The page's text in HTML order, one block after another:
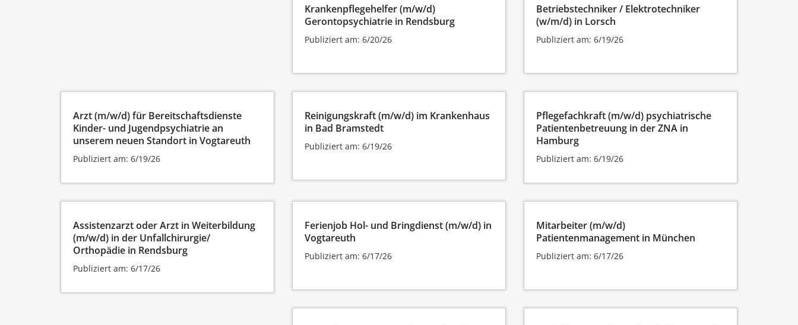
Krankenpflegehelfer (m/w/d)
Gerontopsychiatrie in Rendsburg
Publiziert am: 6/20/26
Betriebstechniker / Elektrotechniker
(w/m/d) in Lorsch
Publiziert am: 6/19/26
Arzt (m/w/d) für Bereitschaftsdienste
Kinder- und Jugendpsychiatrie an
unserem neuen Standort in Vogtareuth
Publiziert am: 6/19/26
Reinigungskraft (m/w/d) im Krankenhaus
in Bad Bramstedt
Publiziert am: 6/19/26
Pflegefachkraft (m/w/d) psychiatrische
Patientenbetreuung in der ZNA in
Hamburg
Publiziert am: 6/19/26
Assistenzarzt oder Arzt in Weiterbildung
(m/w/d) in der Unfallchirurgie/
Orthopädie in Rendsburg
Publiziert am: 6/17/26
Ferienjob Hol- und Bringdienst (m/w/d) in
Vogtareuth
Publiziert am: 6/17/26
Mitarbeiter (m/w/d)
Patientenmanagement in München
Publiziert am: 6/17/26